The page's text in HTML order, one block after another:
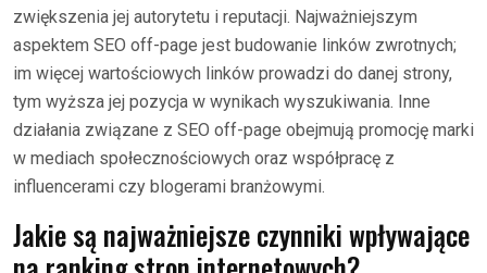
zwiększenia jej autorytetu i reputacji. Najważniejszym
aspektem SEO off-page jest budowanie linków zwrotnych;
im więcej wartościowych linków prowadzi do danej strony,
tym wyższa jej pozycja w wynikach wyszukiwania. Inne
działania związane z SEO off-page obejmują promocję marki
w mediach społecznościowych oraz współpracę z
influencerami czy blogerami branżowymi.
Jakie są najważniejsze czynniki wpływające